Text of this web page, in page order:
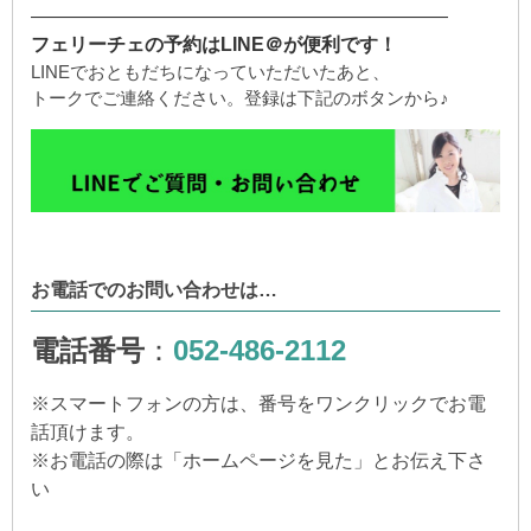
——————————————————————
フェリーチェの予約はLINE＠が便利です！
LINEでおともだちになっていただいたあと、
トークでご連絡ください。登録は下記のボタンから♪
お電話でのお問い合わせは…
電話番号 ： 052-486-2112
※ スマートフォンの方は、番号をワンクリックでお電
話頂けます。
※お電話の際は「ホームページを見た」とお伝え下さ
い